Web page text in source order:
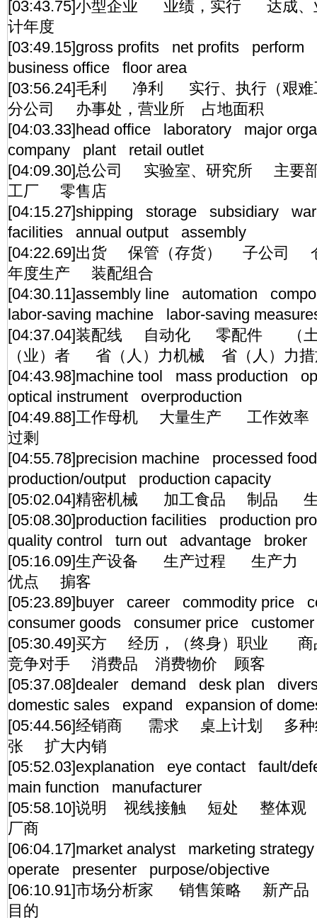
[03:43.75]小型企业 业绩，实行 达
计年度
[03:49.15]gross profits net profits
business office floor area
[03:56.24]毛利 净利 实行、执行（艰
分公司 办事处，营业所 占地面积
[04:03.33]head office laboratory major
company plant retail outlet
[04:09.30]总公司 实验室、研究所 主
工厂 零售店
[04:15.27]shipping storage subsidiary
facilities annual output assembly
[04:22.69]出货 保管（存货） 子公
年度生产 装配组合
[04:30.11]assembly line automation
labor-saving machine labor-saving
[04:37.04]装配线 自动化 零配件 （土
（业）者 省（人）力机械 省（人）力措
[04:43.98]machine tool mass production
optical instrument overproduction
[04:49.88]工作母机 大量生产 工作
过剩
[04:55.78]precision machine processed
production/output production capacity
[05:02.04]精密机械 加工食品 制品
[05:08.30]production facilities production
quality control turn out advantage broker
[05:16.09]生产设备 生产过程 生产
优点 掮客
[05:23.89]buyer career commodity price
consumer goods consumer price customer
[05:30.49]买方 经历，（终身）职业 商
竞争对手 消费品 消费物价 顾客
[05:37.08]dealer demand desk plan
domestic sales expand expansion of
[05:44.56]经销商 需求 桌上计划 多
张 扩大内销
[05:52.03]explanation eye contact fault/
main function manufacturer
[05:58.10]说明 视线接触 短处 整体
厂商
[06:04.17]market analyst marketing
operate presenter purpose/objective
[06:10.91]市场分析家 销售策略 新
目的